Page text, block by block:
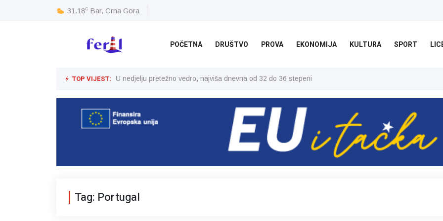
31.18c Bar, Crna Gora
POČETNA DRUŠTVO PROVA EKONOMIJA KULTURA SPORT
TOP VIJEST: U nedjelju pretežno vedro, najviša dnevna od 32 do 36 stepeni
Tag: Portugal